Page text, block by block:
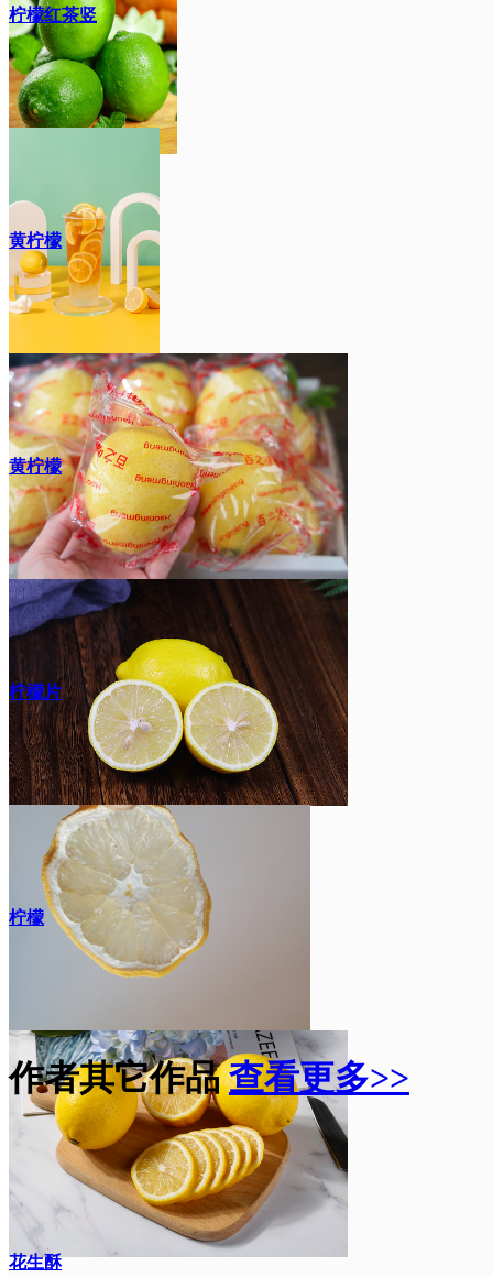
柠檬红茶竖
黄柠檬
黄柠檬
柠檬片
柠檬
作者其它作品 查看更多>>
花生酥